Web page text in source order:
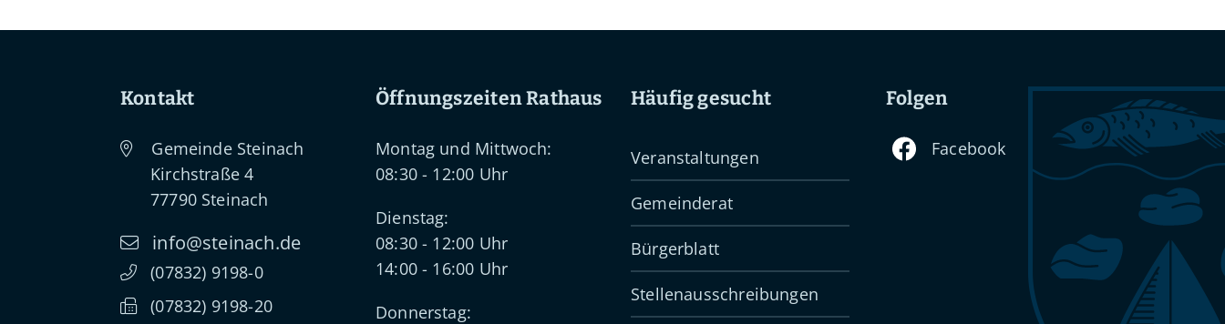
Kontakt
Gemeinde Steinach
Kirchstraße 4
77790 Steinach
info@steinach.de
(07832) 9198-0
(07832) 9198-20
Öffnungszeiten Rathaus
Montag und Mittwoch:
08:30 - 12:00 Uhr
Dienstag:
08:30 - 12:00 Uhr
14:00 - 16:00 Uhr
Donnerstag:
Häufig gesucht
Veranstaltungen
Gemeinderat
Bürgerblatt
Stellenausschreibungen
Folgen